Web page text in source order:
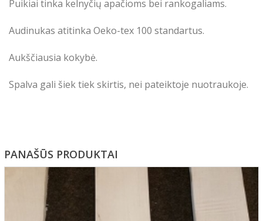
Puikiai tinka kelnyčių apačioms bei rankogaliams.
Audinukas atitinka Oeko-tex 100 standartus.
Aukščiausia kokybė.
Spalva gali šiek tiek skirtis, nei pateiktoje nuotraukoje.
PANAŠŪS PRODUKTAI